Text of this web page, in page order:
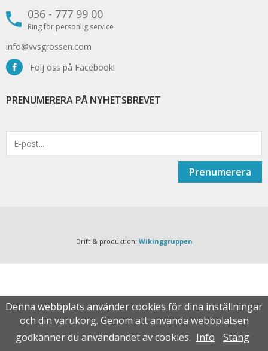
036 - 777 99 00
Ring för personlig service
info@vvsgrossen.com
Följ oss på Facebook!
PRENUMERERA PÅ NYHETSBREVET
Prenumerera
Drift & produktion: Wikinggruppen
Denna webbplats använder cookies för dina inställningar
och din varukorg. Genom att använda webbplatsen
godkänner du användandet av cookies. Info Stäng